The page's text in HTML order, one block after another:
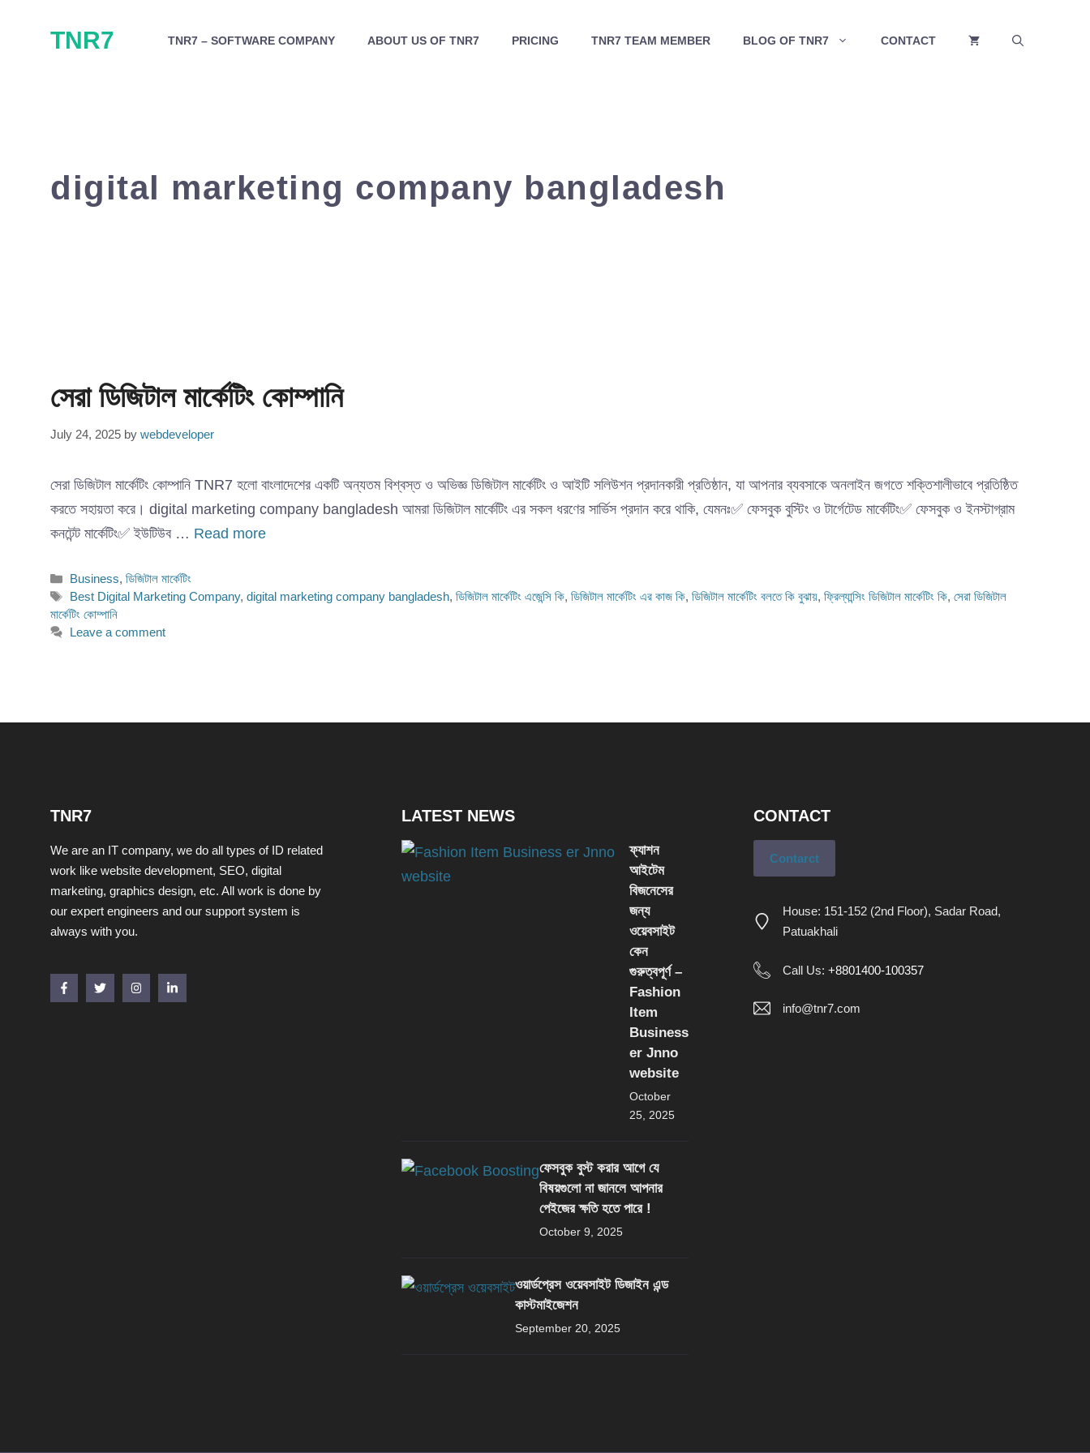
TNR7 TNR7 – SOFTWARE COMPANY ABOUT US OF TNR7 PRICING TNR7 TEAM MEMBER BLOG OF TNR7 CONTACT
digital marketing company bangladesh
সেরা ডিজিটাল মার্কেটিং কোম্পানি
July 24, 2025 by webdeveloper
সেরা ডিজিটাল মার্কেটিং কোম্পানি TNR7 হলো বাংলাদেশের একটি অন্যতম বিশ্বস্ত ও অভিজ্ঞ ডিজিটাল মার্কেটিং ও আইটি সলিউশন প্রদানকারী প্রতিষ্ঠান, যা আপনার ব্যবসাকে অনলাইন জগতে শক্তিশালীভাবে প্রতিষ্ঠিত
করতে সহায়তা করে। digital marketing company bangladesh আমরা ডিজিটাল মার্কেটিং এর সকল ধরণের সার্ভিস প্রদান করে থাকি, যেমনঃ✅ ফেসবুক বুস্টিং ও টার্গেটেড মার্কেটিং✅ ফেসবুক ও ইনস্টাগ্রাম
কনটেন্ট মার্কেটিং✅ ইউটিউব … Read more
Categories
Business,ডিজিটাল মার্কেটিং
Tags
Best Digital Marketing Company,digital marketing company bangladesh,ডিজিটাল মার্কেটিং এজেন্সি কি,ডিজিটাল মার্কেটিং এর কাজ কি,ডিজিটাল মার্কেটিং বলতে কি বুঝায়,ফ্রিল্যান্সিং ডিজিটাল মার্কেটিং কি,সেরা ডিজিটাল
মার্কেটিং কোম্পানি
Leave a comment
TNR7
We are an IT company, we do all types of ID related
work like website development, SEO, digital
marketing, graphics design, etc. All work is done by
our expert engineers and our support system is
always with you.
LATEST NEWS
ফ্যাশন
আইটেম
বিজনেসের
জন্য
ওয়েবসাইট
কেন
গুরুত্বপূর্ণ –
Fashion
Item
Business
er Jnno
website
October
25, 2025
ফেসবুক বুস্ট করার আগে যে
বিষয়গুলো না জানলে আপনার
পেইজের ক্ষতি হতে পারে !
October 9, 2025
ওয়ার্ডপ্রেস ওয়েবসাইট ডিজাইন এন্ড
কাস্টমাইজেশন
September 20, 2025
CONTACT
Contarct
House: 151-152 (2nd Floor), Sadar Road,
Patuakhali
Call Us: +8801400-100357
info@tnr7.com